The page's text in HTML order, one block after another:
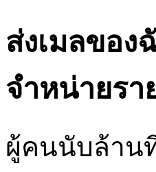
ส่งเมลขอ
จำหน่ายรา
ผู้คนนับล้าน